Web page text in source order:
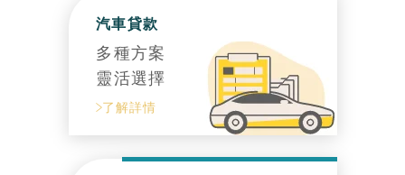
汽車貸款
多種方案
靈活選擇
了解詳情